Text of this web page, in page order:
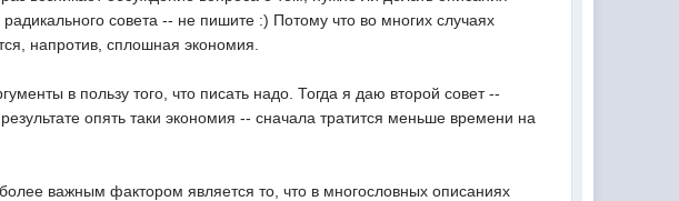
совета -- не пишите :) Потому что во многих случаях
напротив, сплошная экономия.
в пользу того, что писать надо. Тогда я даю второй совет --
опять таки экономия -- сначала тратится меньше времени на
важным фактором является то, что в многословных описаниях